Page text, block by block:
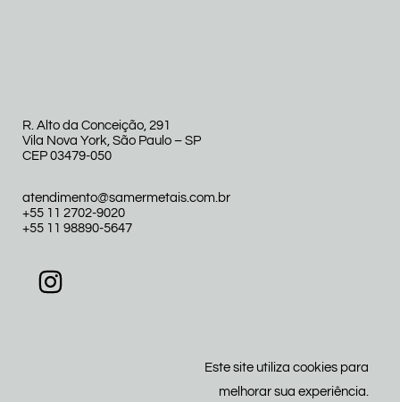
R. Alto da Conceição, 291
Vila Nova York, São Paulo – SP
CEP 03479-050
atendimento@samermetais.com.br
+55 11 2702-9020
+55 11 98890-5647
Este site utiliza cookies para
melhorar sua experiência.